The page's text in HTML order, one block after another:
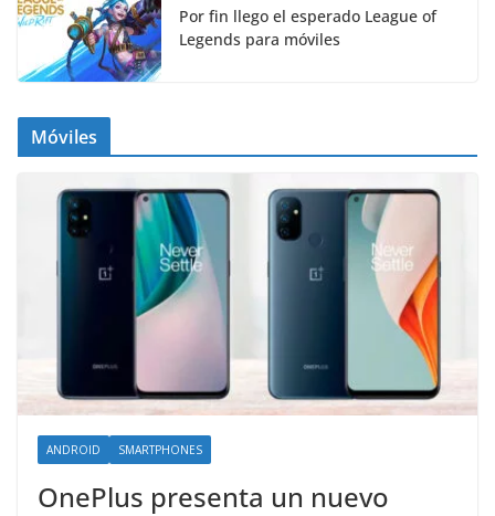
Por fin llego el esperado League of
Legends para móviles
Móviles
ANDROID SMARTPHONES
OnePlus presenta un nuevo